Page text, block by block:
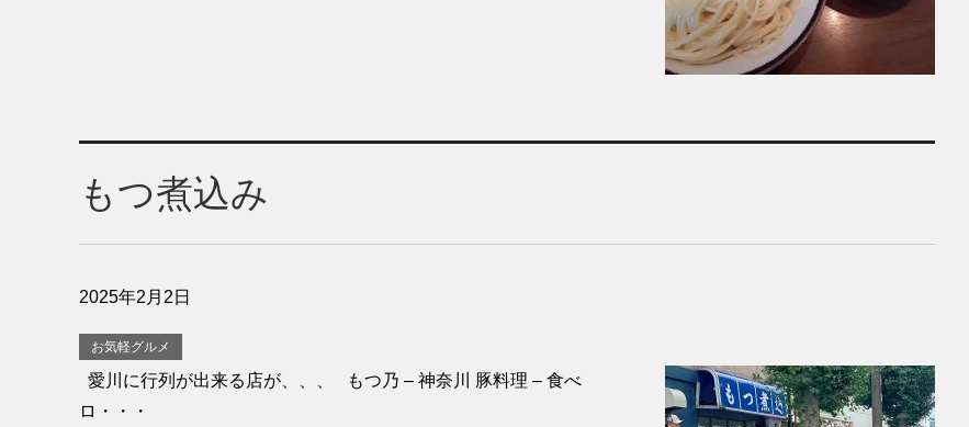
もつ煮込み
2025年2月2日
お気軽グルメ
愛川に行列が出来る店が、、、 もつ乃 – 神奈川 豚料理 – 食べ
ロ・・・